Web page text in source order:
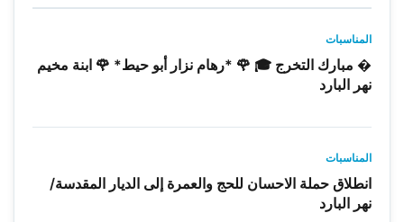
المناسبات
� مبارك التخرج 🎓 🌹 *رهام نزار أبو حيط* 🌹 ابنة مخيم
نهر البارد
المناسبات
انطلاق حملة الاحسان للحج والعمرة إلى الديار المقدسة/
نهر البارد